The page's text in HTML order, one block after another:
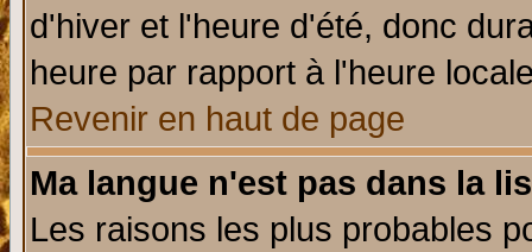
d'hiver et l'heure d'été, donc
heure par rapport à l'heure
Revenir en haut de page
Ma langue n'est pas dans la
Les raisons les plus probables